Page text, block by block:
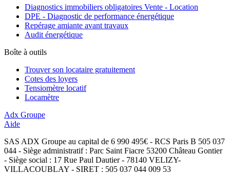
Diagnostics immobiliers obligatoires Vente - Location
DPE - Diagnostic de performance énergétique
Repérage amiante avant travaux
Audit énergétique
Boîte à outils
Trouver son locataire gratuitement
Cotes des loyers
Tensiomètre locatif
Locamètre
Adx Groupe
Aide
SAS ADX Groupe au capital de 6 990 495€ - RCS Paris B 505 037
044 - Siège administratif : Parc Saint Fiacre 53200 Château Gontier
- Siège social : 17 Rue Paul Dautier - 78140 VELIZY-
VILLACOUBLAY - SIRET : 505 037 044 009 53